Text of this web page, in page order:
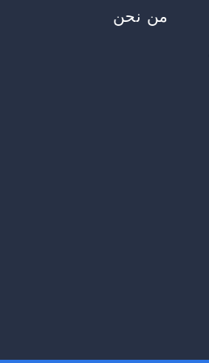
من نحن